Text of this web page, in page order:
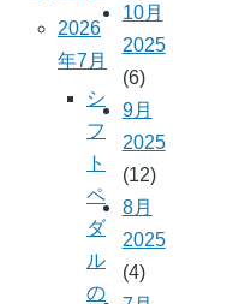
2026
年7月
シ
フ
ト
ペ
ダ
ル
の
10月
2025
(6)
9月
2025
(12)
8月
2025
(4)